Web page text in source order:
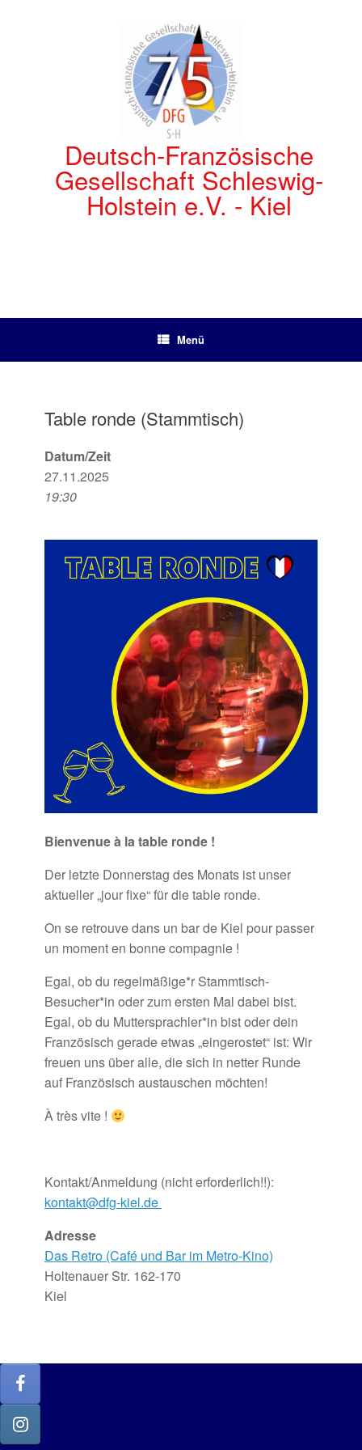
Deutsch-Französische
Gesellschaft Schleswig-
Holstein e.V. - Kiel
Menü
Table ronde (Stammtisch)
Datum/Zeit
27.11.2025
19:30
Bienvenue à la table ronde !
Der letzte Donnerstag des Monats ist unser
aktueller „jour fixe“ für die table ronde.
On se retrouve dans un bar de Kiel pour passer
un moment en bonne compagnie !
Egal, ob du regelmäßige*r Stammtisch-
Besucher*in oder zum ersten Mal dabei bist.
Egal, ob du Muttersprachler*in bist oder dein
Französisch gerade etwas „eingerostet“ ist: Wir
freuen uns über alle, die sich in netter Runde
auf Französisch austauschen möchten!
À très vite !
Kontakt/Anmeldung (nicht erforderlich!!):
kontakt@dfg-kiel.de
Adresse
Das Retro (Café und Bar im Metro-Kino)
Holtenauer Str. 162-170
Kiel